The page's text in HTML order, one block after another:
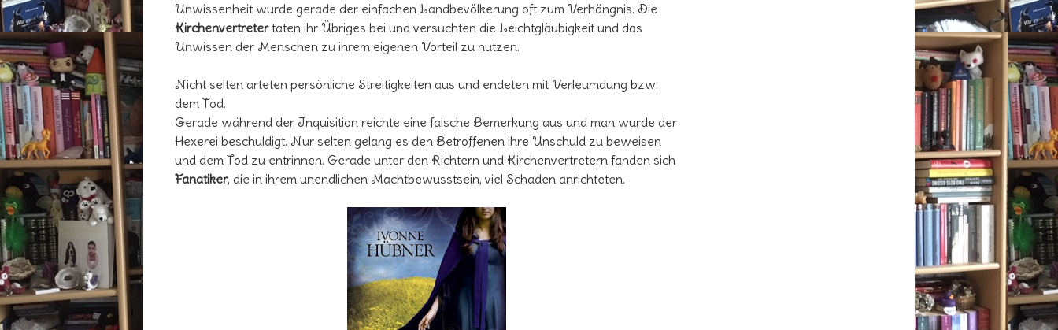
Unwissenheit wurde gerade der einfachen Landbevölkerung oft zum Verhängnis. Die
Kirchenvertretertaten ihr Übriges bei und versuchten die Leichtgläubigkeit und das
Unwissen der Menschen zu ihrem eigenen Vorteil zu nutzen.
Nicht selten arteten persönliche Streitigkeiten aus und endeten mit Verleumdung bzw.
dem Tod.
Gerade während der Inquisition reichte eine falsche Bemerkung aus und man wurde der
Hexerei beschuldigt. Nur selten gelang es den Betroffenen ihre Unschuld zu beweisen
und dem Tod zu entrinnen. Gerade unter den Richtern und Kirchenvertretern fanden sich
Fanatiker, die in ihrem unendlichen Machtbewusstsein, viel Schaden anrichteten.